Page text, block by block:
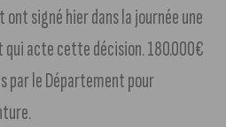
signé hier dans la journée une
acte cette décision. 180.000€
par le Département pour